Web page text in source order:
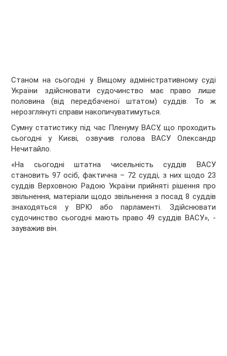
Станом на сьогодні у Вищому адміністративному суді
України здійснювати судочинство має право лише
половина (від передбаченої штатом) суддів. То ж
нерозглянуті справи накопичуватимуться.
Сумну статистику під час Пленуму ВАСУ, що проходить
сьогодні у Києві, озвучив голова ВАСУ Олександр
Нечитайло.
«На сьогодні штатна чисельність суддів ВАСУ
становить 97 осіб, фактична – 72 судді, з них щодо 23
суддів Верховною Радою України прийняті рішення про
звільнення, матеріали щодо звільнення з посад 8 суддів
знаходяться у ВРЮ або парламенті. Здійснювати
судочинство сьогодні мають право 49 суддів ВАСУ», -
зауважив він.